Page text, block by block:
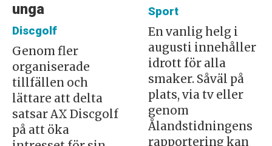
unga
Discgolf
Genom fler
organiserade
tillfällen och
lättare att delta
satsar AX Discgolf
på att öka
Sport
En vanlig helg i
augusti innehåller
idrott för alla
smaker. Såväl på
plats, via tv eller
genom
Ålandstidningens
rapportering kan